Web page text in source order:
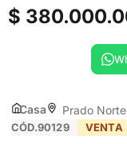
$
Casa Prado Norte
CÓD.90129 VENTA